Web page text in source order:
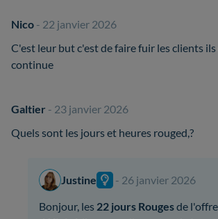
Nico - 22 janvier 2026
C'est leur but c'est de faire fuir les clients
continue
Galtier - 23 janvier 2026
Quels sont les jours et heures rouged,?
Justine
- 26 janvier 2026
Bonjour, les 22 jours Rougesde